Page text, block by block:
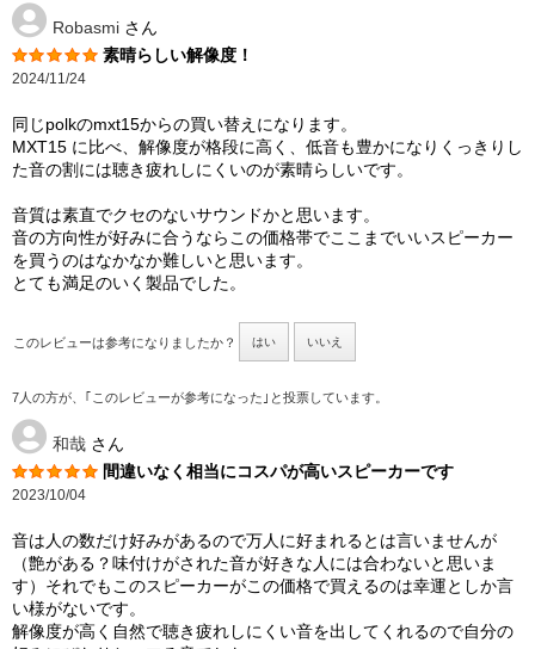
Robasmi さん
素晴らしい解像度！
2024/11/24
同じpolkのmxt15からの買い替えになります。
MXT15 に比べ、解像度が格段に高く、低音も豊かになりくっきりし
た音の割には聴き疲れしにくいのが素晴らしいです。
音質は素直でクセのないサウンドかと思います。
音の方向性が好みに合うならこの価格帯でここまでいいスピーカー
を買うのはなかなか難しいと思います。
とても満足のいく製品でした。
このレビューは参考になりましたか？ はい いいえ
7人の方が、｢このレビューが参考になった｣と投票しています。
和哉 さん
間違いなく相当にコスパが高いスピーカーです
2023/10/04
音は人の数だけ好みがあるので万人に好まれるとは言いませんが
（艶がある？味付けがされた音が好きな人には合わないと思いま
す）それでもこのスピーカーがこの価格で買えるのは幸運としか言
い様がないです。
解像度が高く自然で聴き疲れしにくい音を出してくれるので自分の